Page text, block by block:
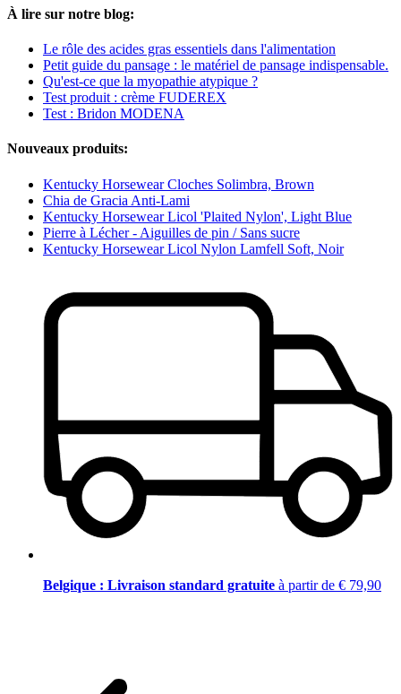
À lire sur notre blog:
Le rôle des acides gras essentiels dans l'alimentation
Petit guide du pansage : le matériel de pansage indispensable.
Qu'est-ce que la myopathie atypique ?
Test produit : crème FUDEREX
Test : Bridon MODENA
Nouveaux produits:
Kentucky Horsewear Cloches Solimbra, Brown
Chia de Gracia Anti-Lami
Kentucky Horsewear Licol 'Plaited Nylon', Light Blue
Pierre à Lécher - Aiguilles de pin / Sans sucre
Kentucky Horsewear Licol Nylon Lamfell Soft, Noir
Belgique : Livraison standard gratuite à partir de € 79,90